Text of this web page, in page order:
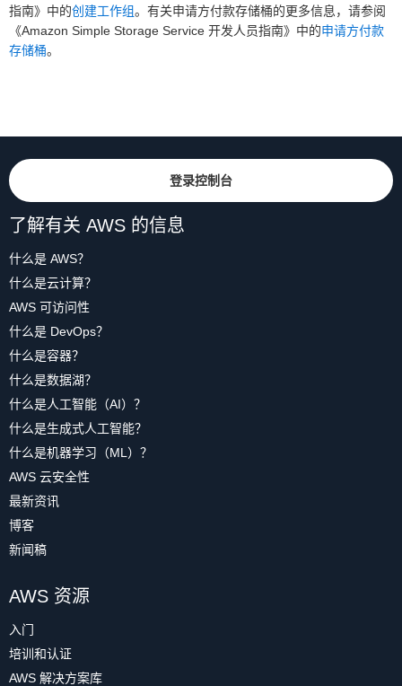
指南》中的创建工作组。有关申请方付款存储桶的更多信息，请参阅
《Amazon Simple Storage Service 开发人员指南》中的申请方付款
存储桶。
登录控制台
了解有关 AWS 的信息
什么是 AWS？
什么是云计算？
AWS 可访问性
什么是 DevOps？
什么是容器？
什么是数据湖？
什么是人工智能（AI）？
什么是生成式人工智能？
什么是机器学习（ML）？
AWS 云安全性
最新资讯
博客
新闻稿
AWS 资源
入门
培训和认证
AWS 解决方案库